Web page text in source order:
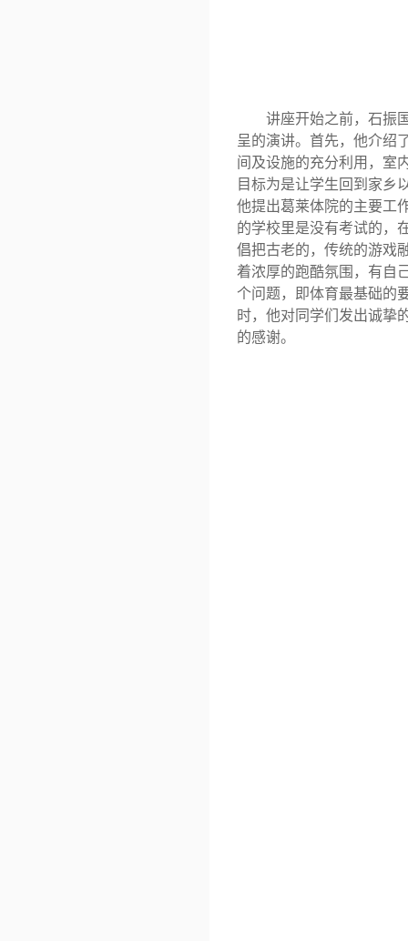
讲座开始之前，石振
呈的演讲。首先，他介绍
间及设施的充分利用，室
目标为是让学生回到家乡
他提出葛莱体院的主要工
的学校里是没有考试的，
倡把古老的，传统的游戏
着浓厚的跑酷氛围，有自
个问题，即体育最基础的
时，他对同学们发出诚挚
的感谢。